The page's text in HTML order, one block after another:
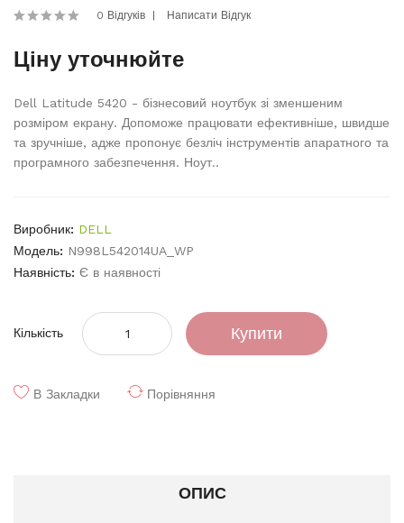
0 Відгуків Написати Відгук
Ціну уточнюйте
Dell Latitude 5420 - бізнесовий ноутбук зі зменшеним
розміром екрану. Допоможе працювати ефективніше, швидше
та зручніше, адже пропонує безліч інструментів апаратного та
програмного забезпечення. Ноут..
Виробник: DELL
Модель: N998L542014UA_WP
Наявність: Є в наявності
Кількість Купити
В Закладки Порівняння
ОПИС